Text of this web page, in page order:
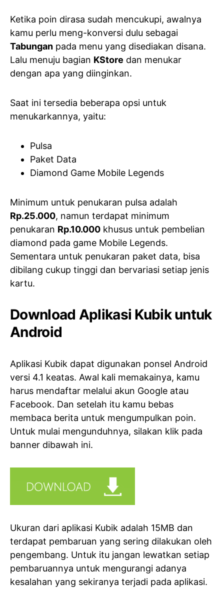
Ketika poin dirasa sudah mencukupi, awalnya
kamu perlu meng-konversi dulu sebagai
Tabungan pada menu yang disediakan disana.
Lalu menuju bagian KStore dan menukar
dengan apa yang diinginkan.
Saat ini tersedia beberapa opsi untuk
menukarkannya, yaitu:
Pulsa
Paket Data
Diamond Game Mobile Legends
Minimum untuk penukaran pulsa adalah
Rp.25.000, namun terdapat minimum
penukaran Rp.10.000 khusus untuk pembelian
diamond pada game Mobile Legends.
Sementara untuk penukaran paket data, bisa
dibilang cukup tinggi dan bervariasi setiap jenis
kartu.
Download Aplikasi Kubik untuk
Android
Aplikasi Kubik dapat digunakan ponsel Android
versi 4.1 keatas. Awal kali memakainya, kamu
harus mendaftar melalui akun Google atau
Facebook. Dan setelah itu kamu bebas
membaca berita untuk mengumpulkan poin.
Untuk mulai mengunduhnya, silakan klik pada
banner dibawah ini.
Ukuran dari aplikasi Kubik adalah 15MB dan
terdapat pembaruan yang sering dilakukan oleh
pengembang. Untuk itu jangan lewatkan setiap
pembaruannya untuk mengurangi adanya
kesalahan yang sekiranya terjadi pada aplikasi.